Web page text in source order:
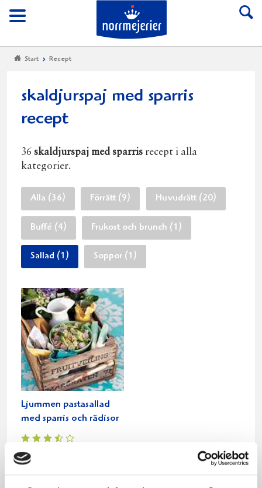
Meny
Till Norrmejerier
Start Recept
skaldjurspaj med sparris
recept
36 skaldjurspaj med sparris recept i alla
kategorier.
Alla (36) Förrätt (9) Huvudrätt (20)
Buffé (4) Frukost och brunch (1)
Sallad (1) Soppor (1)
Ljummen pastasallad
med sparris och rädisor